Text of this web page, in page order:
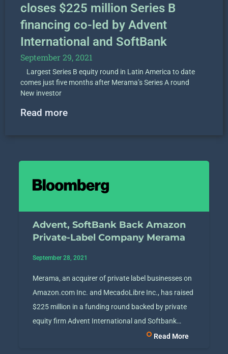
closes $225 million Series B
financing co-led by Advent
International and SoftBank
September 29, 2021
Largest Series B equity round in Latin America to date
comes just five months after Merama’s Series A round
New investor
Read more
Advent, SoftBank Back Amazon
Private-Label Company Merama
September 28, 2021
Merama, an acquirer of private label businesses on
Amazon.com Inc. and MecadoLibre Inc., has raised
$225 million in a funding round backed by private
equity firm Advent International and Softbank…
Read More